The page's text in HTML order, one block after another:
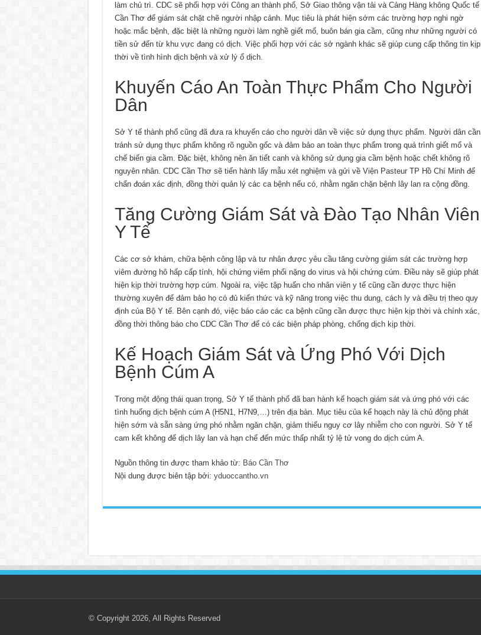
làm chủ trì. CDC sẽ phối hợp với Công an thành phố, Sở Giao thông vận tải và Cảng Hàng không Quốc tế
Cần Thơ để giám sát chặt chẽ người nhập cảnh. Mục tiêu là phát hiện sớm các trường hợp nghi ngờ
hoặc mắc bệnh, đặc biệt là những người làm nghề giết mổ, buôn bán gia cầm, cũng như những người có
tiền sử đến từ khu vực đang có dịch. Việc phối hợp với các sở ngành khác sẽ giúp cung cấp thông tin kịp
thời về tình hình dịch bệnh và xử lý ổ dịch.
Khuyến Cáo An Toàn Thực Phẩm Cho Người
Dân
Sở Y tế thành phố cũng đã đưa ra khuyến cáo cho người dân về việc sử dụng thực phẩm. Người dân cần
tránh sử dụng thực phẩm không rõ nguồn gốc và đảm bảo an toàn thực phẩm trong quá trình giết mổ và
chế biến gia cầm. Đặc biệt, không nên ăn tiết canh và không sử dụng gia cầm bệnh hoặc chết không rõ
nguyên nhân. CDC Cần Thơ sẽ tiến hành lấy mẫu xét nghiệm và gửi về Viện Pasteur TP Hồ Chí Minh để
chẩn đoán xác định, đồng thời quản lý các ca bệnh nếu có, nhằm ngăn chặn bệnh lây lan ra cộng đồng.
Tăng Cường Giám Sát và Đào Tạo Nhân Viên
Y Tế
Các cơ sở khám, chữa bệnh công lập và tư nhân được yêu cầu tăng cường giám sát các trường hợp
viêm đường hô hấp cấp tính, hội chứng viêm phổi nặng do virus và hội chứng cúm. Điều này sẽ giúp phát
hiện kịp thời trường hợp cúm. Ngoài ra, việc tập huấn cho nhân viên y tế cũng cần được thực hiện
thường xuyên để đảm bảo họ có đủ kiến thức và kỹ năng trong việc thu dung, cách ly và điều trị theo quy
định của Bộ Y tế. Bên cạnh đó, việc báo cáo các ca bệnh cũng cần được thực hiện kịp thời và chính xác,
đồng thời thông báo cho CDC Cần Thơ để có các biện pháp phòng, chống dịch kịp thời.
Kế Hoạch Giám Sát và Ứng Phó Với Dịch
Bệnh Cúm A
Trong một động thái quan trọng, Sở Y tế thành phố đã ban hành kế hoạch giám sát và ứng phó với các
tình huống dịch bệnh cúm A (H5N1, H7N9,…) trên địa bàn. Mục tiêu của kế hoạch này là chủ động phát
hiện sớm và sẵn sàng ứng phó nhằm ngăn chặn, giảm thiểu nguy cơ lây nhiễm cho con người. Sở Y tế
cam kết không để dịch lây lan và hạn chế đến mức thấp nhất tỷ lệ tử vong do dịch cúm A.
Nguồn thông tin được tham khảo từ: Báo Cần Thơ
Nội dung được biên tập bởi: yduoccantho.vn
© Copyright 2026, All Rights Reserved